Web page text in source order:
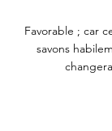
Favorable ; car
savons